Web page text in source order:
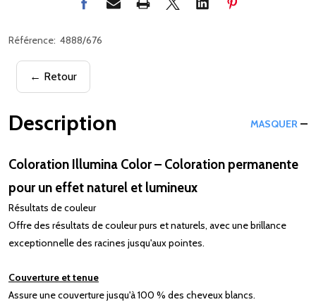
Référence: 4888/676
← Retour
Description MASQUER
Coloration Illumina Color – Coloration permanente
pour un effet naturel et lumineux
Résultats de couleur
Offre des résultats de couleur purs et naturels, avec une brillance
exceptionnelle des racines jusqu'aux pointes.
Couverture et tenue
Assure une couverture jusqu'à 100 % des cheveux blancs.